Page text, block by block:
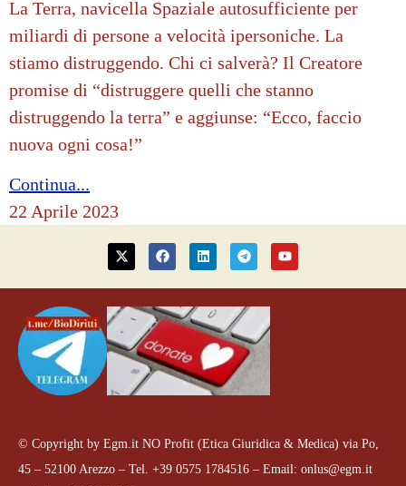
La Terra, navicella Spaziale autosufficiente per
miliardi di persone a velocità ipersoniche. La
stiamo distruggendo. Chi ci salverà? Il Creatore
promise di “distruggere quelli che stanno
distruggendo la terra” e aggiunse: “Ecco, faccio
nuova ogni cosa!”
Continua...
22 Aprile 2023
© Copyright by Egm.it NO Profit (Etica Giuridica & Medica) via Po,
45 – 52100 Arezzo – Tel. +39 0575 1784516 – Email: onlus@egm.it